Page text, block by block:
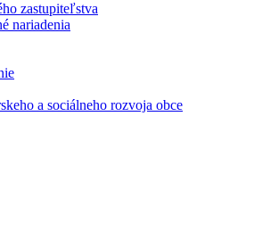
zastupiteľstva
nariadenia
a sociálneho rozvoja obce